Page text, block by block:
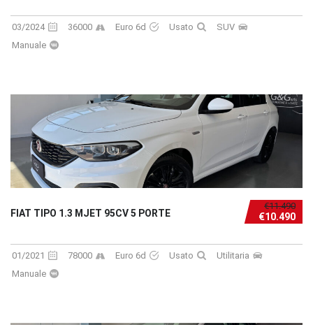
03/2024 36000 Euro 6d Usato
SUV
Manuale
€11.490
€10.490
FIAT TIPO 1.3 MJET 95CV 5 PORTE
01/2021 78000 Euro 6d Usato
Utilitaria
Manuale